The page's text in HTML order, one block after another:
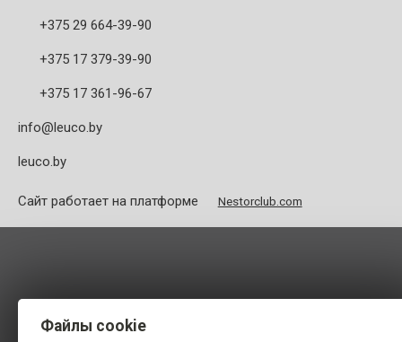
+375 29 664-39-90
+375 17 379-39-90
+375 17 361-96-67
info@leuco.by
leuco.by
Сайт работает на платформе Nestorclub.com
Файлы cookie